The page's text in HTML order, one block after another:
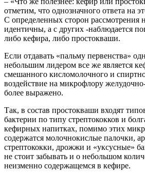
отметим, что однозначного ответа на
С определенных сторон рассмотрения
идентичны, а с других -наблюдается
либо кефира, либо простокваши.
Если отдавать «пальму первенства»
небольшим лидером все же является
смешанного кисломолочного и
воздействие на микрофлору
более выражено.
Так, в состав простокваши входят
бактерии по типу стрептококков и
кефирных напитках, помимо этих
содержатся молочнокислые палочки,
стрептококки, дрожжи и «уксусные»
не стоит забывать и о небольшом
неизменно содержащемся в кефире.